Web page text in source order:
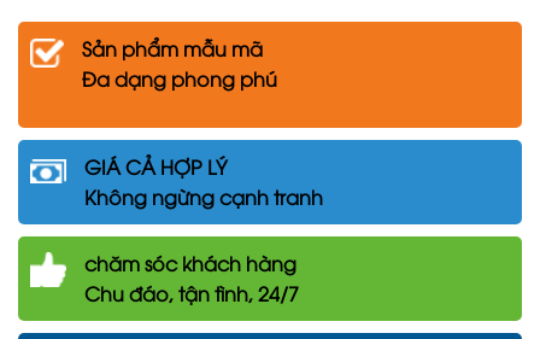
Sản phẩm mẫu mã
Đa dạng phong phú
GIÁ CẢ HỢP LÝ
Không ngừng cạnh tranh
chămsóc khách hàng
Chu đáo, tận tình, 24/7